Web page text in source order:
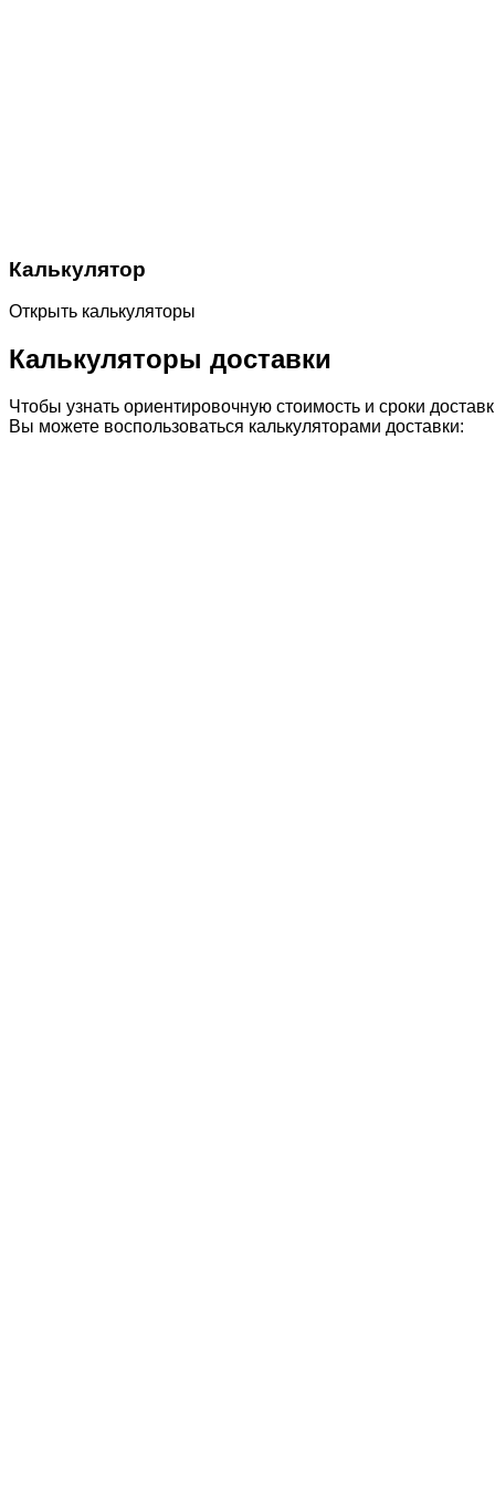
Калькулятор
Открыть калькуляторы
Калькуляторы доставки
Чтобы узнать ориентировочную стоимость и сроки
Вы можете воспользоваться калькуляторами доставки: